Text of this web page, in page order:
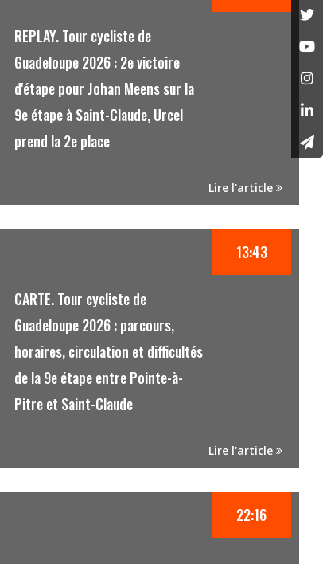
REPLAY. Tour cycliste de
Guadeloupe 2026 : 2e victoire
d'étape pour Johan Meens sur la
9e étape à Saint-Claude, Urcel
prend la 2e place
Lire l'article
CARTE. Tour cycliste de
Guadeloupe 2026 : parcours,
horaires, circulation et difficultés
de la 9e étape entre Pointe-à-
Pitre et Saint-Claude
13:43
Lire l'article
22:16